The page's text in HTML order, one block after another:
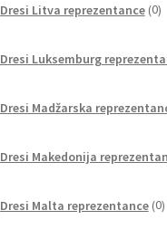
Dresi Litva reprezentance 0
Dresi Luksemburg
Dresi Madžarska
Dresi Makedonija
Dresi Malta reprezentance 0